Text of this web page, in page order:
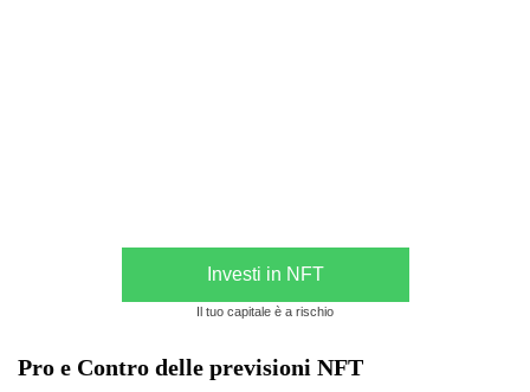
Investi in NFT
Il tuo capitale è a rischio
Pro e Contro delle previsioni NFT